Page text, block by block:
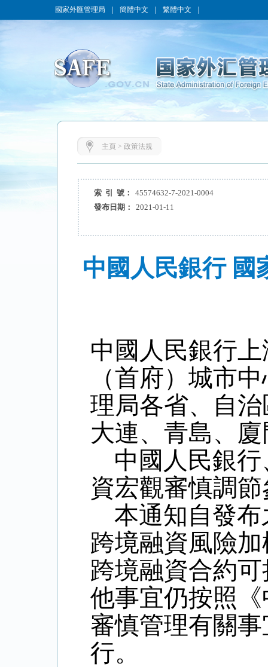
國家外匯管理局 簡體中文 繁體中文
主頁 > 政策法規
索 引 號：
45574632-7-2021-0004
發布日期：
2021-01-11
中國人民銀行 國
中國人民銀行
（首府）城市
理局各省、自
大連、青島、
中國人民銀
資宏觀審慎調
本通知自發
跨境融資風險
跨境融資合約
他事宜仍按照
審慎管理有關
行。